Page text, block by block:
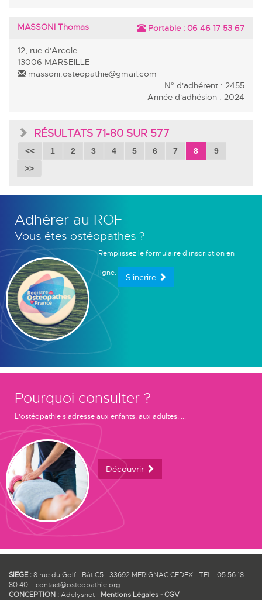
MASSONI Thomas Portable : 06 46 17 53 67
12, rue d'Arcole
13006 MARSEILLE
massoni.osteopathie@gmail.com
N° d'adhérent : 2455
Année d'adhésion : 2024
RÉSULTATS 71-80 SUR 577
<< 1 2 3 4 5 6 7 8
9
>>
Adhérer au ROF
Vous êtes ostéopathes ?
Remplissez le formulaire d'inscription en
ligne. S'incrire
Pourquoi consulter ?
L'ostéopathie s'adresse aux enfants, aux adultes, ...
Découvrir
SIEGE :8 rue du Golf - Bât C5 - 33692 MERIGNAC CEDEX - TEL : 05 56 18
80 40 -contact@osteopathie.org
CONCEPTION :Adelysnet- Mentions Légales-CGV